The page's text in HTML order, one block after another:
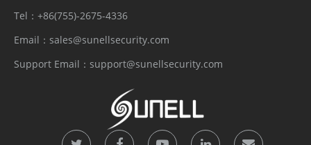
Tel： +86(755)-2675-4336
Email： sales@sunellsecurity.com
Support Email： support@sunellsecurity.com